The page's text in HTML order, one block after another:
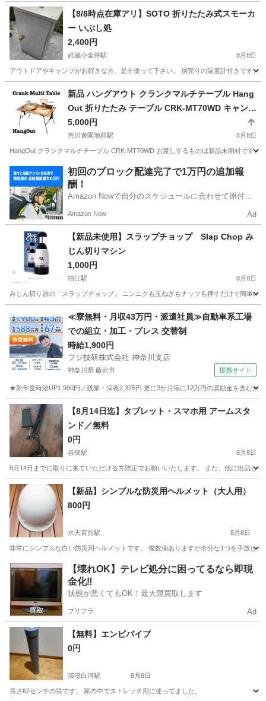
東京 港区 品川駅 家庭用品 マンホール
【8/8時点在庫アリ】SOTO 折りたたみ式スモーカ
ー いぶし処
2,400円
武蔵小金井駅 8月8日
アウトドアやキャンプがお好きな方、是非使って下さい。 別売りの温度計付きです。
武蔵小金井駅 調理器具
新品 ハングアウト クランクマルチテーブル Hang
Out 折りたたみ テーブル CRK-MT70WD キャンプ
アウトドア ソロキャン BBQ ピクニック
5,000円
荒川遊園地前駅 8月8日
HangOut クランクマルチテーブル CRK-MT70WD お渡しするものは新品未開封です
荒川遊園地前駅 その他 アウトドア
初回のブロック配達完了で1万円の追加報
酬！
Amazon Nowで自分のスケジュールに合わせて原付や
う！
Amazon Now Ad
【新品未使用】スラップチョップ Slap Chop み
じん切りマシン
1,000円
狛江駅 8月8日
みじん切り器の「スラップチョップ」 ニンニクも玉ねぎもナッツも押すだけで簡単
狛江駅 調理器具 電気代
≪寮無料・月収43万円・派遣社員≫自動車系工場
での組立・加工・プレス 交替制
時給1,900円
フジ技研株式会社 神奈川支店
神奈川県 藤沢市 提携サイト
★新年度時給UP1,900円／残業・深夜2,375円 更に3か月毎に12万円の奨励金を含む
神奈川 藤沢市 その他
【8月14日迄】タブレット・スマホ用 アームスタ
ンド／無料
0円
谷保駅 8月8日
8月14日までに取りに来ていただける方限定でお願いいたします。 また、他に出品し
東京 国立市 谷保駅 その他 タブレット
【新品】シンプルな防災用ヘルメット（大人用）
800円
水天宮前駅 8月8日
非常にシンプルな白い防災用ヘルメットです。 複数個ありますが余分な1つを手放し
東京 中央区 水天宮前駅 防災、セキュリティ
【壊れOK】テレビ処分に困ってるなら即現
金化‼️
状態が悪くてもOK！最大限買取します
プリフラ Ad
【無料】エンビパイプ
0円
清澄白河駅 8月8日
長さ62センチの筒です。 家の中でストレッチ用に使ってました。